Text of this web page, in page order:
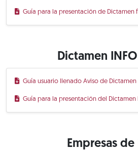
Guía para la presentación de Dictamen
Dictamen
Guía usuario llenado Aviso de Dictamen
Guía para la presentación del Dictamen
Empresas de